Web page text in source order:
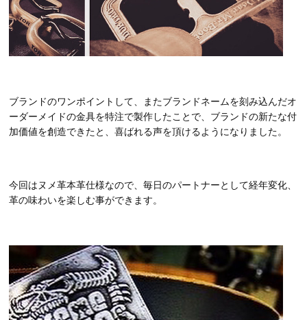
ブランドのワンポイントして、またブランドネームを刻み込んだオ
ーダーメイドの金具を特注で製作したことで、ブランドの新たな付
加価値を創造できたと、喜ばれる声を頂けるようになりました。
今回はヌメ革本革仕様なので、毎日のパートナーとして経年変化、
革の味わいを楽しむ事ができます。